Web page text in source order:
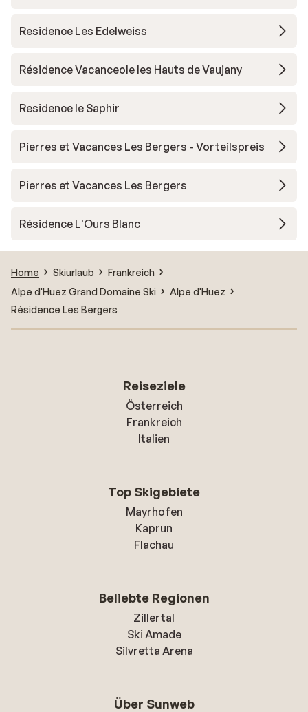
Residence Les Edelweiss
Résidence Vacanceole les Hauts de Vaujany
Residence le Saphir
Pierres et Vacances Les Bergers - Vorteilspreis
Pierres et Vacances Les Bergers
Résidence L'Ours Blanc
Home Skiurlaub
Frankreich
Alpe d'Huez Grand Domaine Ski
Alpe d'Huez
Résidence Les Bergers
Reiseziele
Österreich
Frankreich
Italien
Top Skigebiete
Mayrhofen
Kaprun
Flachau
Beliebte Regionen
Zillertal
Ski Amade
Silvretta Arena
Über Sunweb